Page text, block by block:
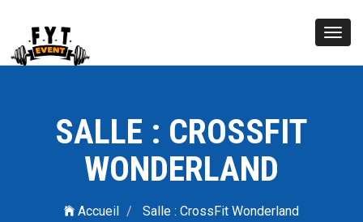
SALLE : CROSSFIT
WONDERLAND
Accueil Salle : CrossFit Wonderland